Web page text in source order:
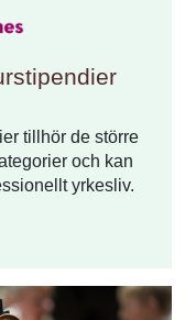
tillhör de större
och kan
yrkesliv.